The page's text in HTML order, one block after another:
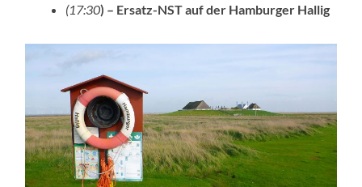
(17:30) – Ersatz-NST auf der Hamburger Hallig